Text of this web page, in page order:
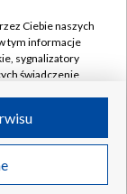
Ciebie naszych
tym informacje
sygnalizatory
świadczenie
Ciebie
identyfikatory